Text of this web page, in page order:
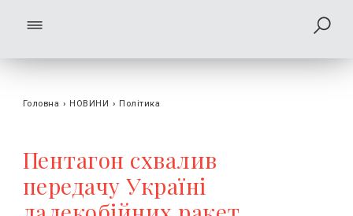
Головна › НОВИНИ › Політика
Пентагон схвалив
передачу Україні